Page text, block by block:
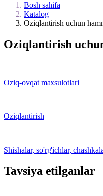
Bosh sahifa
Katalog
Oziqlantirish uchun
Oziqlantirish
Oziq-ovqat maxsulotlari
Oziqlantirish
Shishalar, so'rg'ichlar,
Tavsiya etilganlar